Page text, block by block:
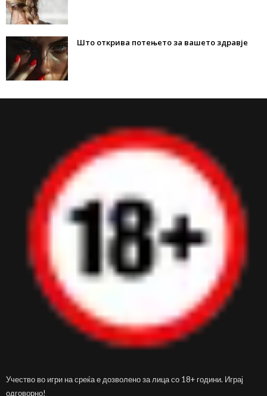
Што открива потењето за вашето здравје
Учество во игри на среќа е дозволено за лица со 18+ години. Играј
одговорно!